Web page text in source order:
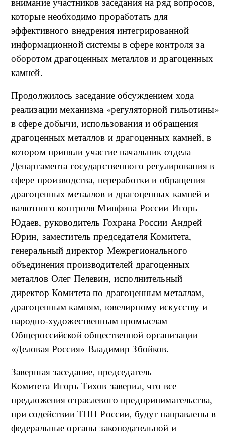
которые необходимо проработать для
эффективного внедрения интегрированной
информационной системы в сфере контроля за
оборотом драгоценных металлов и драгоценных
камней.
Продолжилось заседание обсуждением хода
реализации механизма «регуляторной гильотины»
в сфере добычи, использования и обращения
драгоценных металлов и драгоценных камней, в
котором приняли участие начальник отдела
Департамента государственного регулирования в
сфере производства, переработки и обращения
драгоценных металлов и драгоценных камней и
валютного контроля Минфина России Игорь
Юдаев, руководитель Гохрана России Андрей
Юрин, заместитель председателя Комитета,
генеральный директор Межрегионального
объединения производителей драгоценных
металлов Олег Пелевин, исполнительный
директор Комитета по драгоценным металлам,
драгоценным камням, ювелирному искусству и
народно-художественным промыслам
Общероссийской общественной организации
«Деловая Россия» Владимир Збойков.
Завершая заседание, председатель
Комитета Игорь Тихов заверил, что все
предложения отраслевого предпринимательства,
при содействии ТПП России, будут направлены в
федеральные органы законодательной и